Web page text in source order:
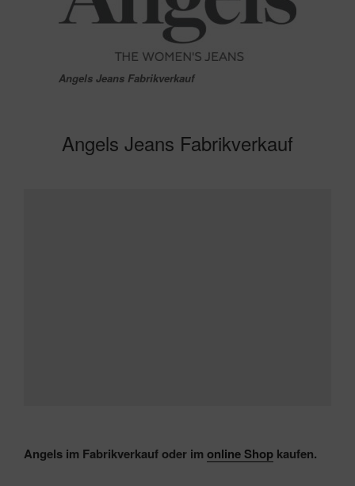
Angels Jeans Fabrikverkauf
Angels Jeans Fabrikverkauf
Angels im Fabrikverkauf oder im online Shop kaufen.